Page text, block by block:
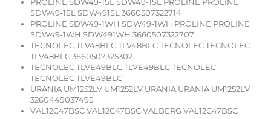
PROLINE SDW49-1SL SDW49-1SL PROLINE PROLINE
SDW49-1SL SDW491SL 3660507322714
PROLINE SDW49-1WH SDW49-1WH PROLINE PROLINE
SDW49-1WH SDW491WH 3660507322707
TECNOLEC TLV48BLC TLV48BLC TECNOLEC TECNOLEC
TLV48BLC 3660507325302
TECNOLEC TLVE49BLC TLVE49BLC TECNOLEC
TECNOLEC TLVE49BLC
URANIA UM1252LV UM1252LV URANIA URANIA UM1252LV
3260449037495
VAL12C47BSC VAL12C47BSC VALBERG VAL12C47BSC